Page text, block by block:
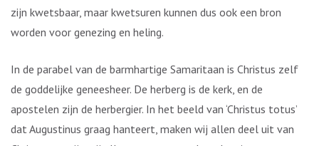
zijn kwetsbaar, maar kwetsuren kunnen dus ook een bron
worden voor genezing en heling.
In de parabel van de barmhartige Samaritaan is Christus zelf
de goddelijke geneesheer. De herberg is de kerk, en de
apostelen zijn de herbergier. In het beeld van ‘Christus totus’
dat Augustinus graag hanteert, maken wij allen deel uit van